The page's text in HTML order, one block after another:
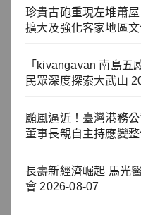
珍貴古砲重現左堆蕭
擴大及強化客家地區
「kivangavan 南島
民眾深度探索大武山
颱風逼近！臺灣港務
董事長親自主持應變
長壽新經濟崛起 馬光
會 2026-08-07